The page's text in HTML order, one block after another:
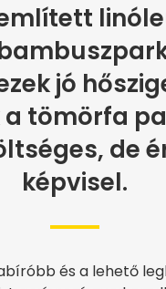
jó
tömörfa
de
képvisel.
és a lehető